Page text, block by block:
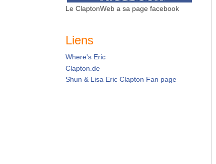
Le ClaptonWeb a sa page facebook
Liens
Where's Eric
Clapton.de
Shun & Lisa Eric Clapton Fan page